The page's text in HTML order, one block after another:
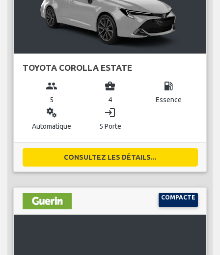
TOYOTA COROLLA ESTATE
group
5
business_center
4
local_gas_station
Essence
miscellaneous_services
Automatique
login
5 Porte
CONSULTEZ LES DÉTAILS...
COMPACTE